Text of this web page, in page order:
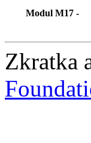
Modul M17 -
Zkratka